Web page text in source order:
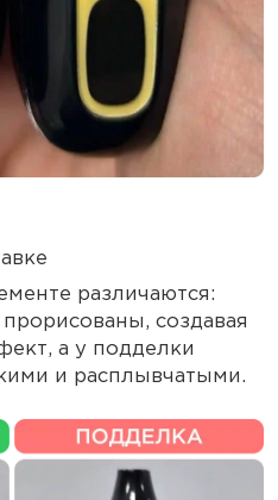
различаются:
создавая
а у подделки
и расплывчатыми.